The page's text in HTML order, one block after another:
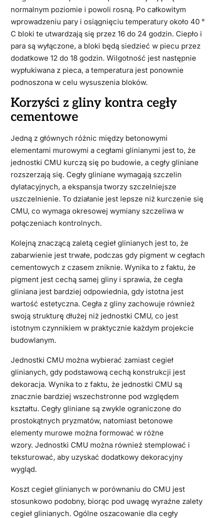
normalnym poziomie i powoli rosną. Po całkowitym
wprowadzeniu pary i osiągnięciu temperatury około 40 °
C bloki te utwardzają się przez 16 do 24 godzin. Ciepło i
para są wyłączone, a bloki będą siedzieć w piecu przez
dodatkowe 12 do 18 godzin. Wilgotność jest następnie
wypłukiwana z pieca, a temperatura jest ponownie
podnoszona w celu wysuszenia bloków.
Korzyści z gliny kontra cegły
cementowe
Jedną z głównych różnic między betonowymi
elementami murowymi a cegłami glinianymi jest to, że
jednostki CMU kurczą się po budowie, a cegły gliniane
rozszerzają się. Cegły gliniane wymagają szczelin
dylatacyjnych, a ekspansja tworzy szczelniejsze
uszczelnienie. To działanie jest lepsze niż kurczenie się
CMU, co wymaga okresowej wymiany szczeliwa w
połączeniach kontrolnych.
Kolejną znaczącą zaletą cegieł glinianych jest to, że
zabarwienie jest trwałe, podczas gdy pigment w cegłach
cementowych z czasem zniknie. Wynika to z faktu, że
pigment jest cechą samej gliny i sprawia, że ​​cegła
gliniana jest bardziej odpowiednia, gdy istotna jest
wartość estetyczna. Cegła z gliny zachowuje również
swoją strukturę dłużej niż jednostki CMU, co jest
istotnym czynnikiem w praktycznie każdym projekcie
budowlanym.
Jednostki CMU można wybierać zamiast cegieł
glinianych, gdy podstawową cechą konstrukcji jest
dekoracja. Wynika to z faktu, że jednostki CMU są
znacznie bardziej wszechstronne pod względem
kształtu. Cegły gliniane są zwykle ograniczone do
prostokątnych pryzmatów, natomiast betonowe
elementy murowe można formować w różne
wzory. Jednostki CMU można również stemplować i
teksturować, aby uzyskać dodatkowy dekoracyjny
wygląd.
Koszt cegieł glinianych w porównaniu do CMU jest
stosunkowo podobny, biorąc pod uwagę wyraźne zalety
cegieł glinianych. Ogólne oszacowanie dla cegły